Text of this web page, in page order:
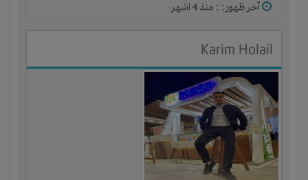
آخر ظهور: : منذ 4 اشهر
Karim Holail